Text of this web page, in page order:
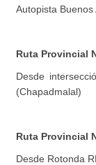
Autopista Buenos
Ruta Provincial
Desde
(Chapadmalal)
Ruta Provincial
Desde Rotonda